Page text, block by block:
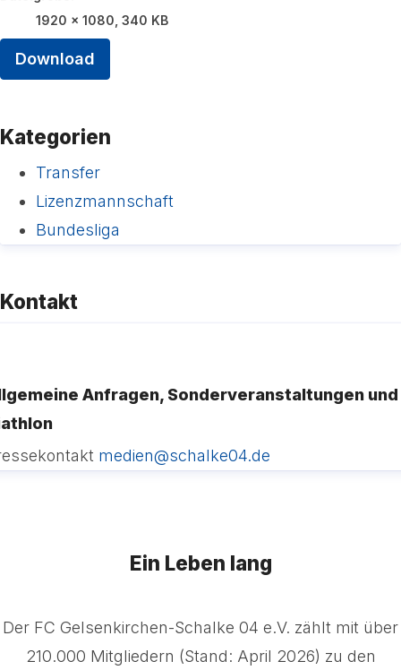
1920 x 1080, 340 KB
Download
Kategorien
Transfer
Lizenzmannschaft
Bundesliga
Kontakt
Anfragen, Sonderveranstaltungen und
medien@schalke04.de
Ein Leben lang
Der FC Gelsenkirchen-Schalke 04 e.V. zählt mit über
210.000 Mitgliedern (Stand: April 2026) zu den